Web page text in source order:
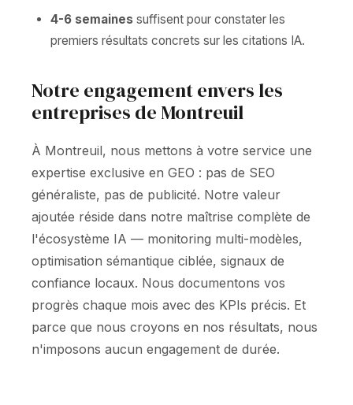
4-6 semaines suffisent pour constater les
premiers résultats concrets sur les citations IA.
Notre engagement envers les
entreprises de Montreuil
À Montreuil, nous mettons à votre service une
expertise exclusive en GEO : pas de SEO
généraliste, pas de publicité. Notre valeur
ajoutée réside dans notre maîtrise complète de
l'écosystème IA — monitoring multi-modèles,
optimisation sémantique ciblée, signaux de
confiance locaux. Nous documentons vos
progrès chaque mois avec des KPIs précis. Et
parce que nous croyons en nos résultats, nous
n'imposons aucun engagement de durée.